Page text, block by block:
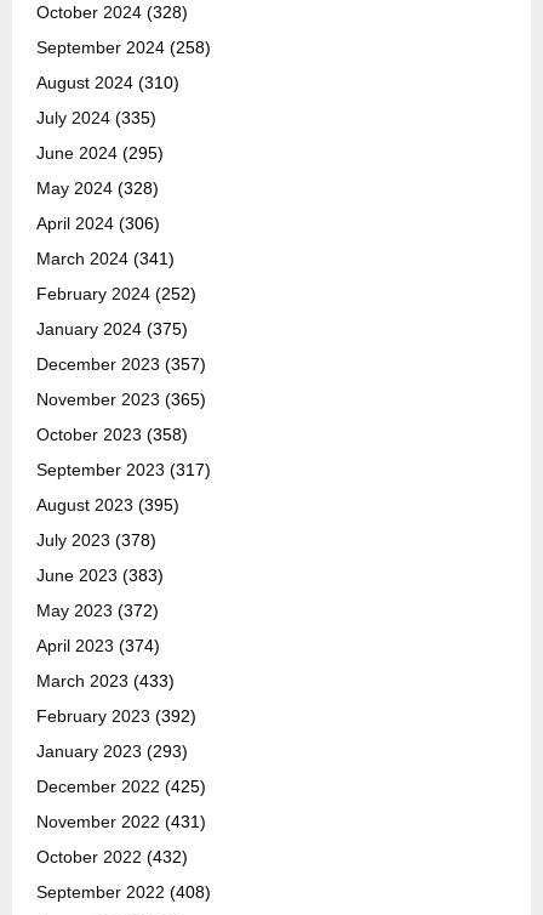
October 2024 (328)
September 2024 (258)
August 2024 (310)
July 2024 (335)
June 2024 (295)
May 2024 (328)
April 2024 (306)
March 2024 (341)
February 2024 (252)
January 2024 (375)
December 2023 (357)
November 2023 (365)
October 2023 (358)
September 2023 (317)
August 2023 (395)
July 2023 (378)
June 2023 (383)
May 2023 (372)
April 2023 (374)
March 2023 (433)
February 2023 (392)
January 2023 (293)
December 2022 (425)
November 2022 (431)
October 2022 (432)
September 2022 (408)